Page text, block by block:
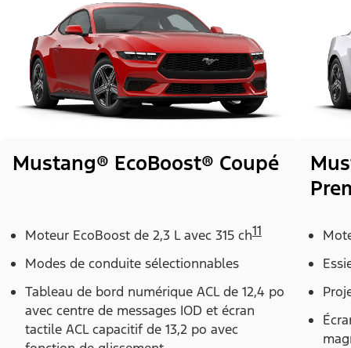
Mustang® EcoBoost® Coupé
Moteur EcoBoost de 2,3 L avec 315 ch11
Modes de conduite sélectionnables
Tableau de bord numérique ACL de 12,4 po
avec centre de messages IOD et écran
tactile ACL capacitif de 13,2 po avec